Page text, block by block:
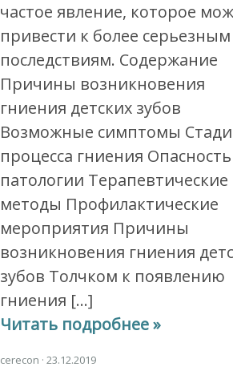
частое явление, которое
привести к более серьезным
последствиям. Содержание
Причины возникновения
гниения детских зубов
Возможные симптомы
процесса гниения Опасность
патологии Терапевтические
методы Профилактические
мероприятия Причины
возникновения гниения
зубов Толчком к появлению
гниения […]
Читать подробнее »
cerecon ·23.12.2019